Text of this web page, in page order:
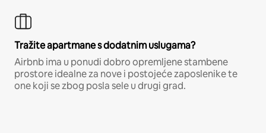
Tražite apartmane s dodatnim uslugama?
Airbnb ima u ponudi dobro opremljene stambene
prostore idealne za nove i postojeće zaposlenike te
one koji se zbog posla sele u drugi grad.